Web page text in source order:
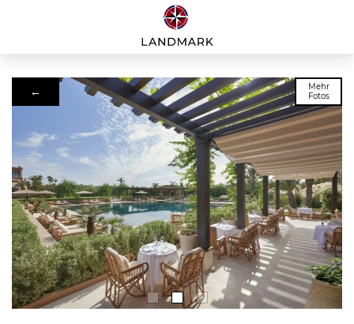
←
Mehr
Fotos